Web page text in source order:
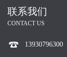
联系我们
CONTACT US
13930796300